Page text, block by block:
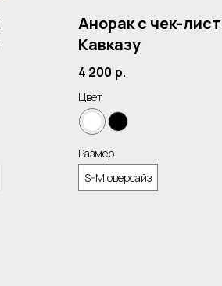
Анорак с чек-
Кавказу
4 200 р.
Цвет
Размер
S-M оверсайз